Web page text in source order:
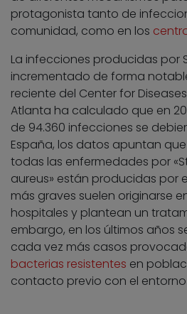
protagonista tanto de
comunidad, como en los
La infecciones producidas por
incrementado de forma
reciente del Center for
Atlanta ha calculado que en
de 94.360 infecciones se
España, los datos apuntan
todas las enfermedades por
aureus» están producidas por
más graves suelen originarse
hospitales y plantean un
embargo, en los últimos años
cada vez más casos
bacterias resistentes en
contacto previo con el